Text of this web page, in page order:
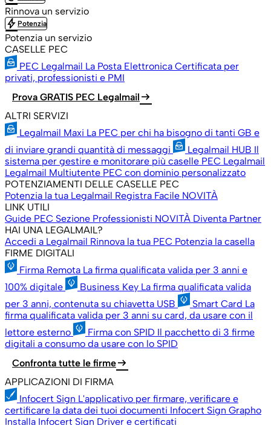
Rinnova un servizio
bolt Potenzia
Potenzia un servizio
CASELLE PEC
PEC Legalmail La Posta Elettronica Certificata per
privati, professionisti e PMI
Prova GRATIS PEC Legalmail arrow_right_alt
ALTRI SERVIZI
Legalmail Maxi La PEC per chi ha bisogno di tanti GB e
di inviare grandi quantità di messaggi
Legalmail HUB Il
sistema per gestire e monitorare più caselle PEC Legalmail
Legalmail Multiutente PEC con dominio personalizzato
POTENZIAMENTI DELLE CASELLE PEC
Potenzia la tua Legalmail Registra Facile NOVITÀ
LINK UTILI
Guide PEC Sezione Professionisti NOVITÀ Diventa Partner
HAI UNA LEGALMAIL?
Accedi a Legalmail Rinnova la tua PEC Potenzia la casella
FIRME DIGITALI
Firma Remota La firma qualificata valida per 3 anni e
100% digitale
Business Key La firma qualificata valida
per 3 anni, contenuta su chiavetta USB
Smart Card La
firma qualificata valida per 3 anni su card, da usare con il
lettore esterno
Firma con SPID Il pacchetto di 3 firme
digitali a consumo da usare con lo SPID
Confronta tutte le firmearrow_right_alt
APPLICAZIONI DI FIRMA
Infocert Sign L'applicativo per firmare, verificare e
certificare la data dei tuoi documenti Infocert Sign Grapho
Installa Infocert Sign Driver e certificati